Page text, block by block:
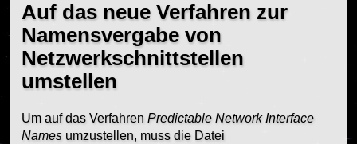
Auf das neue Verfahren zur
Namensvergabe von
Netzwerkschnittstellen
umstellen
Um auf das Verfahren Predictable Network Interface
Namesumzustellen, muss die Datei